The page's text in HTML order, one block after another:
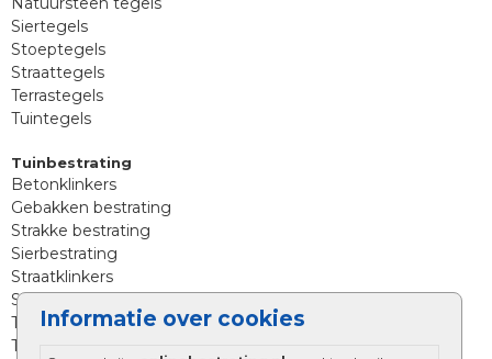
Informatie over cookies
Siertegels
Stoeptegels
Straattegels
Terrastegels
Tuintegels
Tuinbestrating
Betonklinkers
Gebakken bestrating
Strakke bestrating
Sierbestrating
Straatklinkers
Straatstenen
Trommelstenen
Tuinstenen